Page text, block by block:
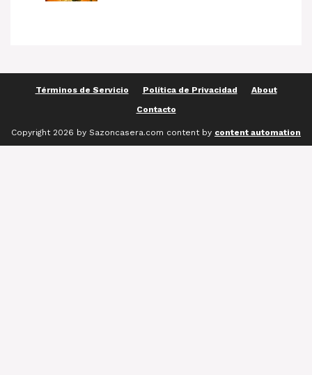
Términos de Servicio Política de Privacidad
About
Contacto
Copyright 2026 by Sazoncasera.com content by content automation